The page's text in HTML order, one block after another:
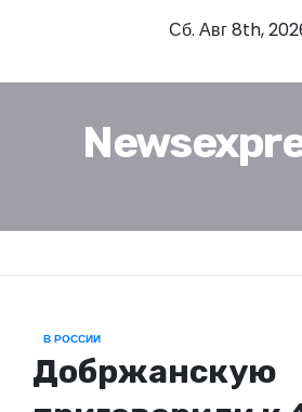
к
Сб. Авг 8th,
В РОССИИ
Добржанскую